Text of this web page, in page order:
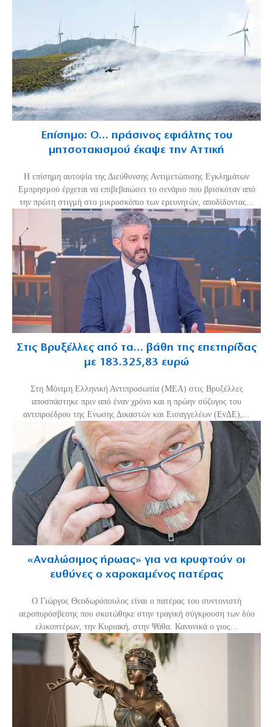
Επίσημο: Ο… πράσινος εφιάλτης του
μητσοτακισμού έκαψε την Αττική
Η επίσημη αυτοψία της Διεύθυνσης Αντιμετώπισης Εγκλημάτων
Εμπρησμού έρχεται να επιβεβαιώσει το σενάριο που βρισκόταν από
την πρώτη στιγμή στο μικροσκόπιο των ερευνητών, αποδίδοντας...
Στις Βρυξέλλες από τα… βάθη της επετηρίδας
με 183.325,83 ευρώ
Στη Μόνιμη Ελληνική Αντιπροσωπία (ΜΕΑ) στις Βρυξέλλες
αποσπάστηκε πριν από έναν χρόνο και η πρώην σύζυγος του
αντιπροέδρου της Ενωσης Δικαστών και Εισαγγελέων (ΕνΔΕ),...
«Aναλώσιμος ήρωας» για να κρυφτούν οι
ευθύνες ο χαροκαμένος πατέρας
Ο Γιώργος Θεοδωρόπουλος είναι ο πατέρας του συντονιστή
αεροπυρόσβεσης που σκοτώθηκε στην τραγική σύγκρουση των δύο
ελικοπτέρων, την Κυριακή, στην Ψάθα. Κανονικά ο γιος...